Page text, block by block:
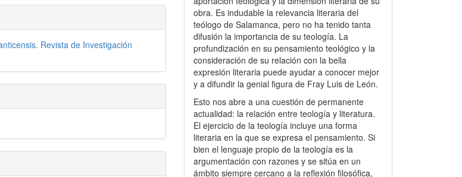
Revista de Investigación
obra. Es indudable la relevancia literaria del
teólogo de Salamanca, pero no ha tenido tanta
difusión la importancia de su teología. La
profundización en su pensamiento teológico y la
consideración de su relación con la bella
expresión literaria puede ayudar a conocer mejor
y a difundir la genial figura de Fray Luis de León.
Esto nos abre a una cuestión de permanente
actualidad: la relación entre teología y literatura.
El ejercicio de la teología incluye una forma
literaria en la que se expresa el pensamiento. Si
bien el lenguaje propio de la teología es la
argumentación con razones y se sitúa en un
ámbito siempre cercano a la reflexión filosófica,